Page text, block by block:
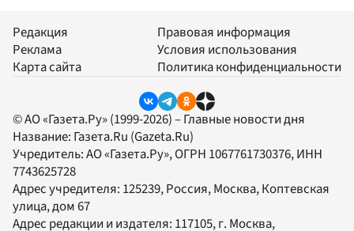
Редакция
Реклама
Карта сайта
Правовая информация
Условия использования
Политика конфиденциальности
© АО «Газета.Ру» (1999-2026) – Главные новости дня
Название: Газета.Ru (Gazeta.Ru)
Учредитель:АО «Газета.Ру», ОГРН 1067761730376, ИНН
7743625728
Адрес учредителя: 125239, Россия, Москва, Коптевская
улица, дом 67
Адрес редакции и издателя: 117105, г. Москва,